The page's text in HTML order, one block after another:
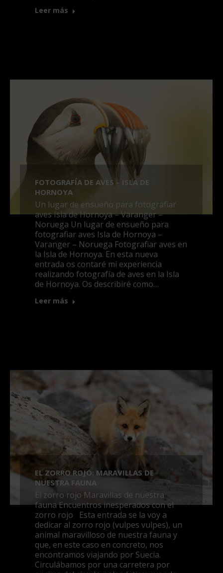
Leer más
FOTOGRAFÍA DE AVES – ISLA DE
HORNOYA
Un lugar de ensueño para fotografiar
aves Isla de Hornoya – Varanger –
Noruega Un lugar de ensueño para
fotografiar aves Isla de Hornoya –
Varanger – Noruega Fotografiar aves en
la Isla de Hornoya. En esta nueva
entrada os contaré mi experiencia
realizando fotografía de aves en la Isla
de Hornoya. Os describiré como…
Leer más
EL ZORRO ROJO: MARAVILLAS DE
NUESTRA FAUNA
El zorro rojo Maravillas de nuestra
fauna Encuentros inesperados con el
zorro rojo Esta entrada se la voy a
dedicar al zorro rojo (vulpes vulpes), un
animal maravilloso de nuestra fauna y
que, en este caso en concreto, nos
encontramos viajando por Suecia.
Circulábamos por una carretera por